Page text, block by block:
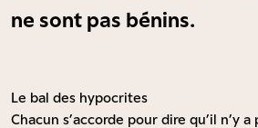
ne sont pas bénins.
Le bal des hypocrites
Chacun s’accorde pour dire qu’il n’y